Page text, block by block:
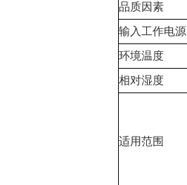
品质因素
输入工作电源
环境温度
相对湿度
适用范围